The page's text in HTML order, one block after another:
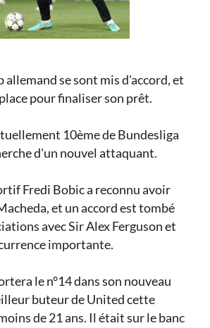
allemand se sont mis d'accord, et
pour finaliser son prêt.
10ème de Bundesliga
d'un nouvel attaquant.
Fredi Bobic a reconnu avoir
et un accord est tombé
avec Sir Alex Ferguson et
importante.
le n°14 dans son nouveau
buteur de United cette
de 21 ans. Il était sur le banc